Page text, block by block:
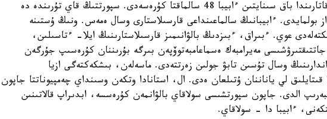
- وليمپيادادا العاشقىلاردىڭ قاتارىندا باق سىنايتىن ءابيبا 48 سالماقتا كۇرەسەدى. سپورتتىڭ قاي تۇرىندە دە
بولمايدى. ءابيبانىڭ سالماعىنداعى قارسىلاستارى وسال ەمەس. ونىڭ ۇستىنە
عوي. ءبىراق، ءبىزدىڭ بالۋانىمىز قارسىلاستارىنىڭ ايلا- ءتاسىلىن،
مەيرامبەك ەسماعامبەتوۆپەن بىرگە بۇرىننان كۇرەسىپ جۇرگەن
وسال تۇسىن تابۋ جولىن زەرتتەدى. ماسەلەن، بىشكەكتەگى ازيا
قىتايلىق لي ياناننان ۇتىلعان ەدى. ال، استانادا وتكەن وسىنداي چەمپيوناتتا جاپون
الدى. جاپون سپورتشىسى سولاقاي بالۋانمەن كۇرەسسە، ابدىراپ قالاتىنىن
ءابيبا دا - سولاقاي.